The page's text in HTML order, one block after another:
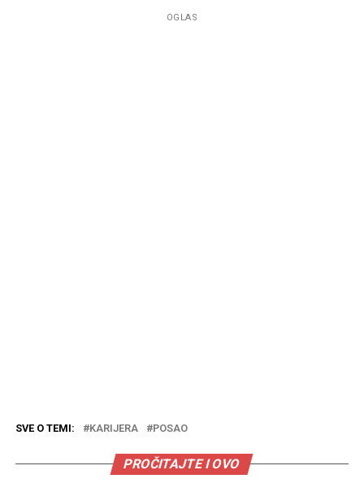
OGLAS
SVE O TEMI: KARIJERA POSAO
PROČITAJTE I OVO